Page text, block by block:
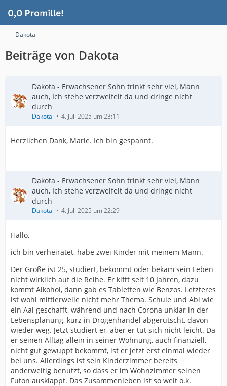
Dakota
Beiträge von Dakota
Dakota - Erwachsener Sohn trinkt sehr viel, Mann
auch, Ich stehe verzweifelt da und dringe nicht
durch
Dakota 4. Juli 2025 um 23:11
Herzlichen Dank, Marie. Ich bin gespannt.
Dakota - Erwachsener Sohn trinkt sehr viel, Mann
auch, Ich stehe verzweifelt da und dringe nicht
durch
Dakota 4. Juli 2025 um 22:29
Hallo,
ich bin verheiratet, habe zwei Kinder mit meinem Mann.
Der Große ist 25, studiert, bekommt oder bekam sein Leben
nicht wirklich auf die Reihe. Er kifft seit 10 Jahren, dazu
kommt Alkohol, dann gab es Tabletten wie Benzos. Letzteres
ist wohl mittlerweile nicht mehr Thema. Schule und Abi wie
ein Aal geschafft, während und nach Corona unklar in der
Lebensplanung, kurz in Drogenhandel abgerutscht, davon
wieder weg. Jetzt studiert er, aber er tut sich nicht leicht. Da
er seinen Alltag allein in seiner Wohnung, auch finanziell,
nicht gut gewuppt bekommt, ist er jetzt erst einmal wieder
bei uns. Allerdings ist sein Kinderzimmer bereits
anderweitig benutzt, so dass er im Wohnzimmer seinen
Futon ausklappt. Das Zusammenleben ist so weit o.k.